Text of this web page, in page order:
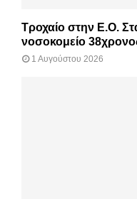
Τροχαίο στην Ε.Ο.
νοσοκομείο
1 Αυγούστου 2026